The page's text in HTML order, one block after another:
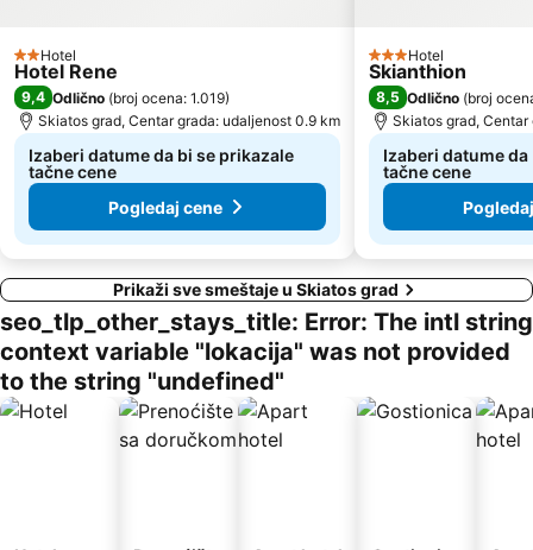
2 Zvezdice
Hotel
Hotel Rene
9,4 Odlično (broj ocena: 1.019)
Skiatos grad, Centar grada: udaljenost 0.9 km
Izaberi datume da bi se prikazale
tačne cene
Pogledaj cene
3 Zvezdice
Hotel
Skianthion
8,5 Odlično (broj
Skiatos grad,
Izaberi datume
tačne cene
Prikaži sve smeštaje u Skiatos grad
seo_tlp_other_stays_title: Error: The intl string
context variable "lokacija" was not provided
to the string "undefined"